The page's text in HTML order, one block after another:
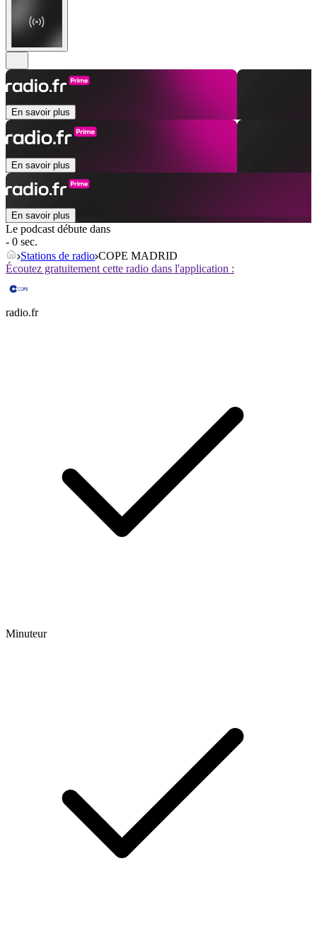
En savoir plus
En savoir plus
En savoir plus
Le podcast débute dans
- 0 sec.
Stations de radio COPE MADRID
Écoutez gratuitement cette radio dans l'application :
radio.fr
Minuteur